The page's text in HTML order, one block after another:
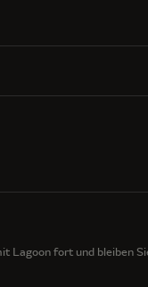
Lagoon fort und bleiben